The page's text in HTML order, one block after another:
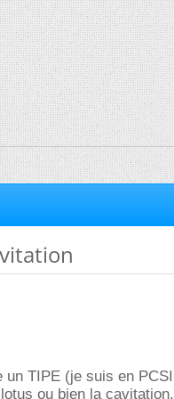
TIPE (je suis en
ou bien la